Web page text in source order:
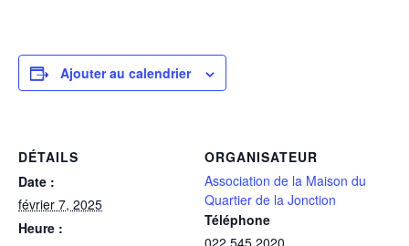
Ajouter au calendrier
DÉTAILS
Date :
février 7, 2025
Heure :
ORGANISATEUR
Association de la Maison du
Quartier de la Jonction
Téléphone
022 545 2020